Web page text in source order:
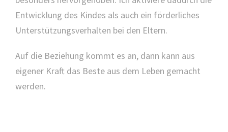
Entwicklung des Kindes als auch ein förderliches
Unterstützungsverhalten bei den Eltern.
Auf die Beziehung kommt es an, dann kann aus
eigener Kraft das Beste aus dem Leben gemacht
werden.